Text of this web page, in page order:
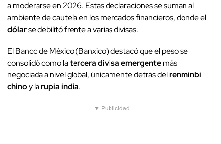
a moderarse en 2026. Estas declaraciones se suman al
ambiente de cautela en los mercados financieros, donde el
dólarse debilitó frente a varias divisas.
El Banco de México (Banxico) destacó que el peso se
consolidó como latercera divisa emergentemás
negociada a nivel global, únicamente detrás delrenminbi
chinoy larupia india.
▼ Publicidad